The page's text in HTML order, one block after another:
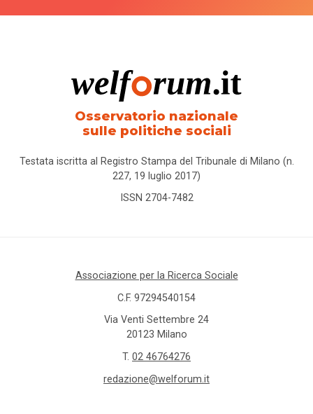
Osservatorio nazionale
sulle politiche sociali
Testata iscritta al Registro Stampa del Tribunale di Milano (n.
227, 19 luglio 2017)
ISSN 2704-7482
Associazione per la Ricerca Sociale
C.F. 97294540154
Via Venti Settembre 24
20123 Milano
T. 02 46764276
redazione@welforum.it